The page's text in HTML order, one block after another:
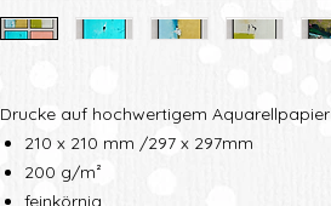
Drucke auf hochwertigem Aquarellpapier
210 x 210 mm /297 x 297mm
200 g/m²
feinkörnig